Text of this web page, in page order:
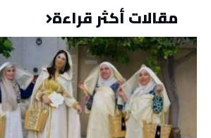
مقالات أكثر قراءة